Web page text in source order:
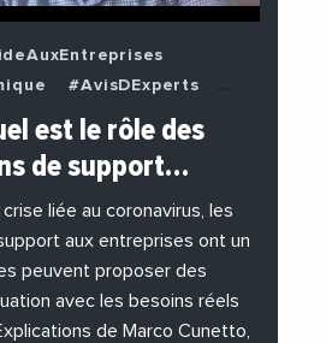
#AvisDExperts
est le rôle des
de support…
liée au coronavirus, les
aux entreprises ont un
peuvent proposer des
avec les besoins réels
de Marco Cunetto,